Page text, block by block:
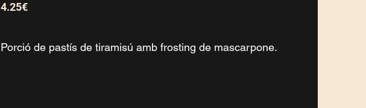
4.25€
Porció de pastís de tiramisú amb frosting de mascarpone.